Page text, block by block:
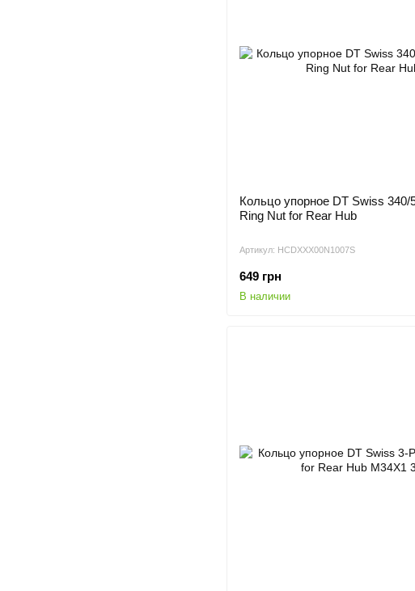
Артикул: HCDXXX00N1007S
Кольцо упорное DT Swiss 340/
Ring Nut for Rear Hub
649 грн
В наличии